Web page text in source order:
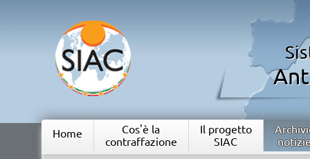
Home
Cos'è la
contraffazione
Il progetto
SIAC